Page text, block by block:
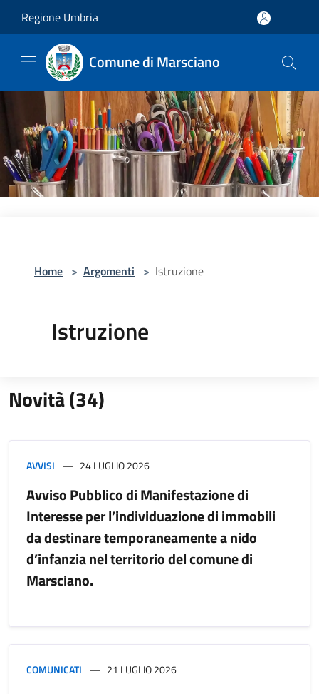
Regione Umbria
Comune di Marsciano
Home > Argomenti > Istruzione
Istruzione
Novità (34)
AVVISI 24 LUGLIO 2026
Avviso Pubblico di Manifestazione di
Interesse per l’individuazione di immobili
da destinare temporaneamente a nido
d’infanzia nel territorio del comune di
Marsciano.
COMUNICATI 21 LUGLIO 2026